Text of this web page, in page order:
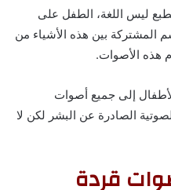
ليس اللغة، الطفل على
المشتركة بين هذه الأشياء من
هذه الأصوات.
إلى جميع أصوات
الصادرة عن البشر لكن لا
قردة